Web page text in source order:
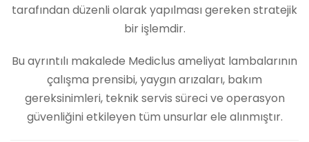
tarafından düzenli olarak yapılması gereken stratejik
bir işlemdir.
Bu ayrıntılı makalede Mediclus ameliyat lambalarının
çalışma prensibi, yaygın arızaları, bakım
gereksinimleri, teknik servis süreci ve operasyon
güvenliğini etkileyen tüm unsurlar ele alınmıştır.